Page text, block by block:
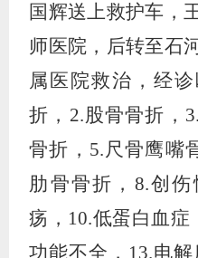
国辉送上救护车，
师医院，后转至石
属医院救治，经诊
折， 2.股骨骨折， 3.
骨折， 5.尺骨鹰嘴
肋骨骨折， 8.创伤
疡， 10.低蛋白血症
功能不全， 13.电解